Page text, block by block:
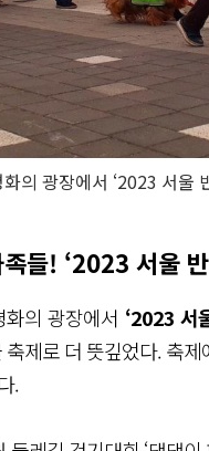
의 광장에서 ‘2023 서울
들! ‘2023 서울
의 광장에서 ‘2023 서
제로 더 뜻깊었다. 축
.